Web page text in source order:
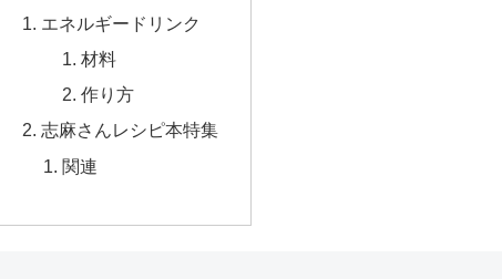
エネルギードリンク
材料
作り方
志麻さんレシピ本特集
関連